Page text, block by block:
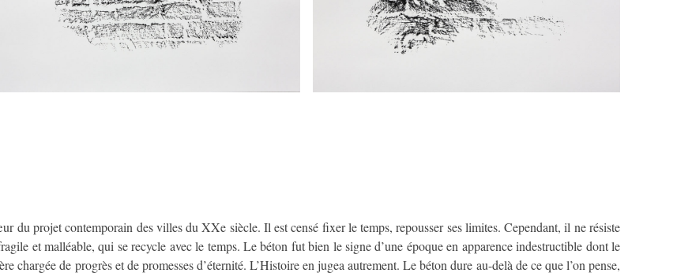
du projet contemporain des villes du XXe siècle. Il est censé fixer le temps, repousser ses limites. Cependant, il ne résiste
et malléable, qui se recycle avec le temps. Le béton fut bien le signe d’une époque en apparence indestructible dont le
chargée de progrès et de promesses d’éternité. L’Histoire en jugea autrement. Le béton dure au-delà de ce que l’on pense,